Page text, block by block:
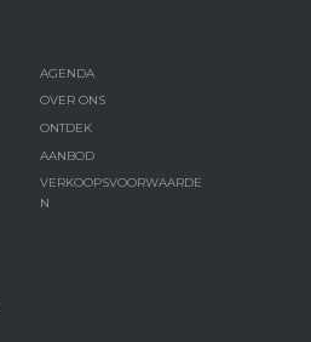
AGENDA
OVER ONS
ONTDEK
AANBOD
VERKOOPSVOORWAARDE
N